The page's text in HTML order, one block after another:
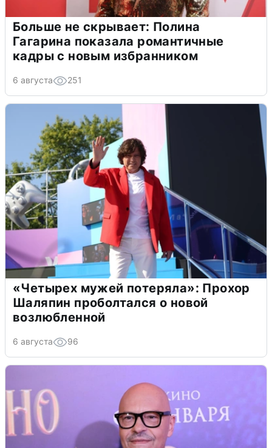
Больше не скрывает: Полина
Гагарина показала романтичные
кадры с новым избранником
6 августа 251
«Четырех мужей потеряла»: Прохор
Шаляпин проболтался о новой
возлюбленной
6 августа 96